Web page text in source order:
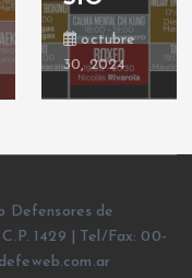
octubre
30, 2024
Defensores de
1429 | Tel/Fax: 00-